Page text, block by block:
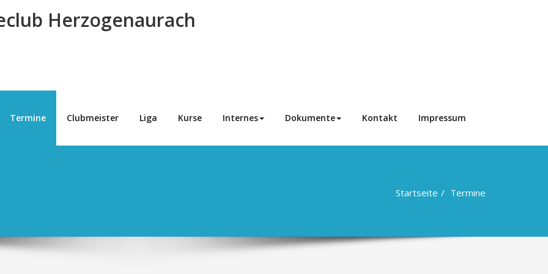
Herzogenaurach
Termine Clubmeister Liga Kurse Internes Dokumente Kontakt Impressum
Startseite Termine